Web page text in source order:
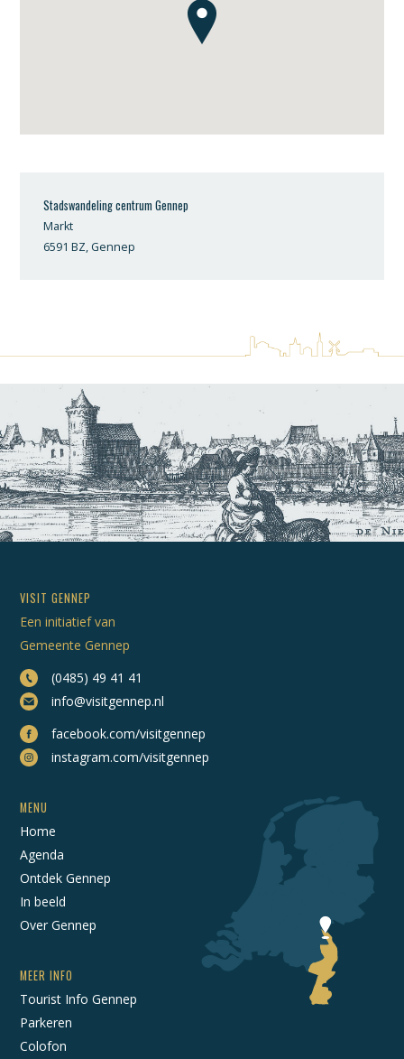
Stadswandeling centrum Gennep
Markt
6591 BZ, Gennep
VISIT GENNEP
Een initiatief van
Gemeente Gennep
(0485) 49 41 41
info@visitgennep.nl
facebook.com/visitgennep
instagram.com/visitgennep
MENU
Home
Agenda
Ontdek Gennep
In beeld
Over Gennep
MEER INFO
Tourist Info Gennep
Parkeren
Colofon